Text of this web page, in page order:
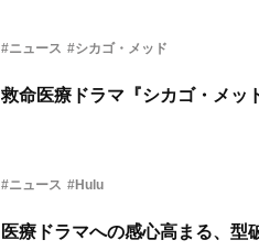
#ニュース #シカゴ・メッド
救命医療ドラマ『シカゴ・メッ
#ニュース #Hulu
医療ドラマへの感心高まる、型